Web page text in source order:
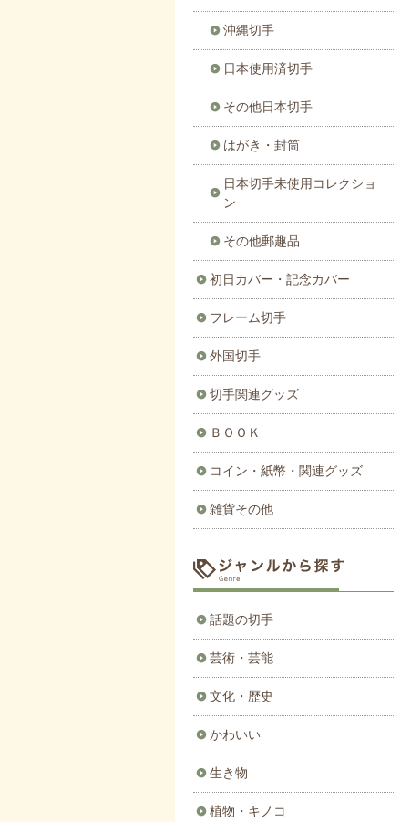
沖縄切手
日本使用済切手
その他日本切手
はがき・封筒
日本切手未使用コレクショ
ン
その他郵趣品
初日カバー・記念カバー
フレーム切手
外国切手
切手関連グッズ
ＢＯＯＫ
コイン・紙幣・関連グッズ
雑貨その他
話題の切手
芸術・芸能
文化・歴史
かわいい
生き物
植物・キノコ